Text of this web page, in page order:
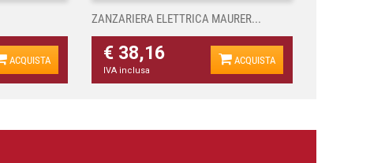
ACQUISTA
ZANZARIERA ELETTRICA MAURER...
€ 38,16
IVA inclusa
ACQUISTA